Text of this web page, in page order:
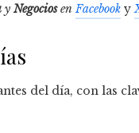
y NegociosenFacebook y
del día, con las